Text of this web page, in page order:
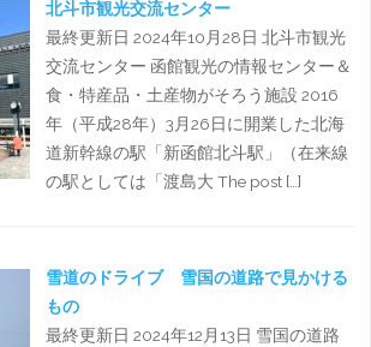
北斗市観光交流センター
最終更新日 2024年10月28日 北斗市観光
交流センター 函館観光の情報センター＆
食・特産品・土産物がそろう施設 2016
年（平成28年）3月26日に開業した北海
道新幹線の駅「新函館北斗駅」（在来線
の駅としては「渡島大 The post […]
雪道のドライブ 雪国の道路で見かける
もの
最終更新日 2024年12月13日 雪国の道路